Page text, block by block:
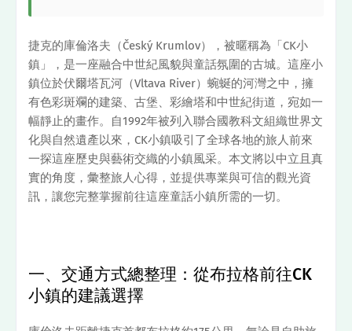
捷克的庫倫洛夫（Český Krumlov），被暱稱為「CK小
鎮」，是一座融合中世紀風貌與童話氛圍的古城。這座小
鎮位於伏爾塔瓦河（Vltava River）蜿蜒的河灣之中，擁
有色彩斑斕的建築、古堡、彩繪塔和中世紀街道，宛如一
幅靜止的畫作。自1992年被列入聯合國教科文組織世界文
化與自然遺產以來，CK小鎮吸引了全球各地的旅人前來
一探這座歷史與藝術交織的小鎮風采。本文將以中立且真
實的角度，彙整旅人心得，並提供專業與可信的觀光資
訊，讓您完整掌握前往這座童話小鎮所需的一切。
一、交通方式總整理：從布拉格前往CK
小鎮的建議選擇